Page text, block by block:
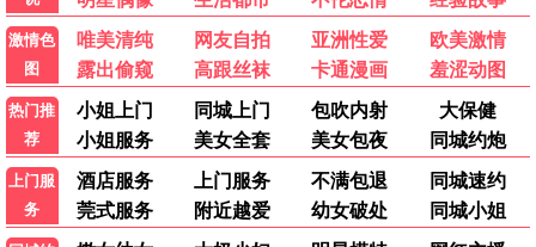
消失的她2
悬疑/犯罪 8.8分